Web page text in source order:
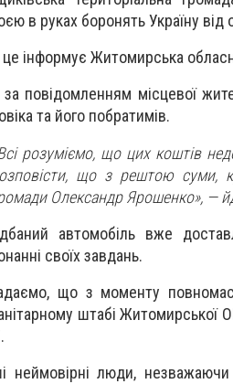
в руках боронять Україну від
інформує Житомирська
за повідомленням місцевої
та його побратимів.
розуміємо, що цих коштів
що з рештою суми,
Олександр Ярошенко», —
автомобіль вже
своїх завдань.
що з моменту
штабі Житомирської
неймовірні люди,